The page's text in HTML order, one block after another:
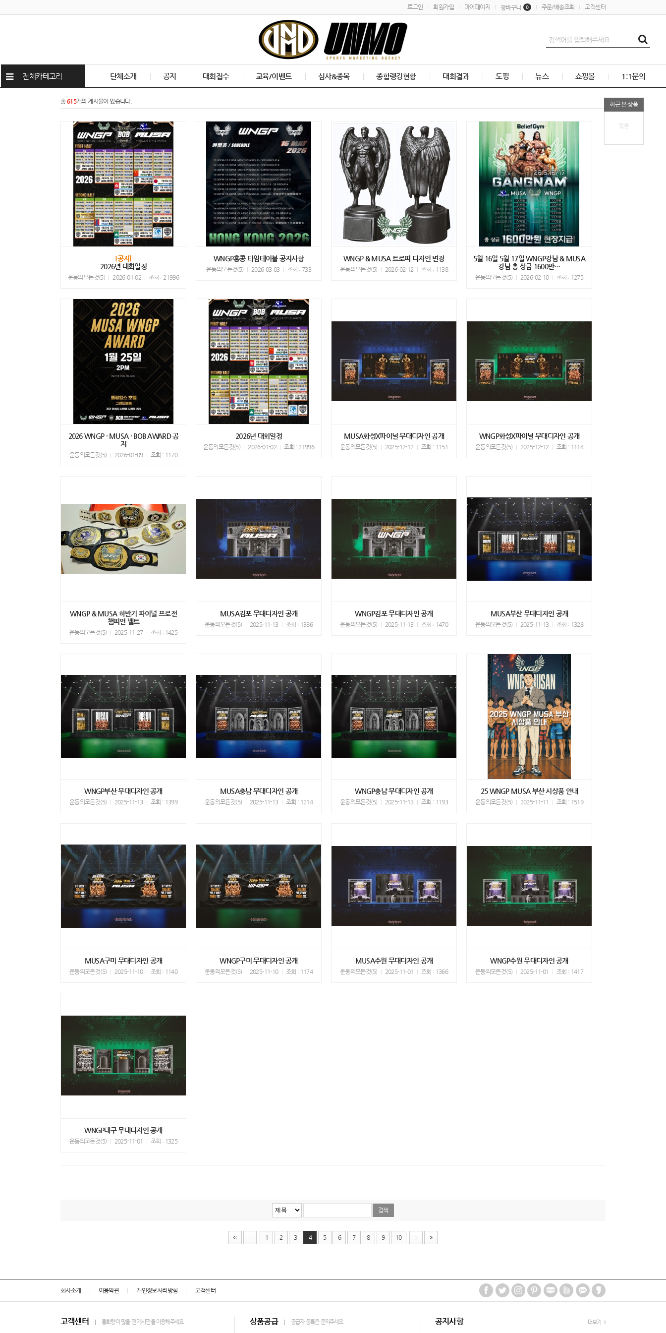
로그인 회원가입 마이페이지 장바구니 0 주문/배송조회 고객센터
전체카테고리 단체소개 공지 대회접수 교육/이벤트 심사&종목 종합랭킹현황 대회결과 도핑 뉴스 쇼핑몰 1:1문의
최근 본 상품
없음
총615개의 게시물이 있습니다.
[공지]
2026년 대회일정
운동의모든것(5) 2026-01-02 조회 : 21996
WNGP홍콩 타임테이블 공지사항
운동의모든것(5) 2026-03-03 조회 : 733
WNGP & MUSA 트로피 디자인 변경
운동의모든것(5) 2026-02-12 조회 : 1138
5월 16일 5월 17일 WNGP강남 & MUSA
강남 총 상금 1600만…
운동의모든것(5) 2026-02-10 조회 : 1275
2026 WNGP · MUSA · BOB AWARD 공
지
운동의모든것(5) 2026-01-09 조회 : 1170
2026년 대회일정
운동의모든것(5) 2026-01-02 조회 : 21996
MUSA화성X파이널 무대디자인 공개
운동의모든것(5) 2025-12-12 조회 : 1151
WNGP화성X파이널 무대디자인 공개
운동의모든것(5) 2025-12-12 조회 : 1114
WNGP & MUSA 하반기 파이널 프로전
챔피언 벨트
운동의모든것(5) 2025-11-27 조회 : 1425
MUSA김포 무대디자인 공개
운동의모든것(5) 2025-11-13 조회 : 1386
WNGP김포 무대디자인 공개
운동의모든것(5) 2025-11-13 조회 : 1470
MUSA부산 무대디자인 공개
운동의모든것(5) 2025-11-13 조회 : 1328
WNGP부산 무대디자인 공개
운동의모든것(5) 2025-11-13 조회 : 1399
MUSA충남 무대디자인 공개
운동의모든것(5) 2025-11-13 조회 : 1214
WNGP충남 무대디자인 공개
운동의모든것(5) 2025-11-13 조회 : 1193
25 WNGP MUSA 부산 시상품 안내
운동의모든것(5) 2025-11-11 조회 : 1519
MUSA구미 무대디자인 공개
운동의모든것(5) 2025-11-10 조회 : 1140
WNGP구미 무대디자인 공개
운동의모든것(5) 2025-11-10 조회 : 1174
MUSA수원 무대디자인 공개
운동의모든것(5) 2025-11-01 조회 : 1366
WNGP수원 무대디자인 공개
운동의모든것(5) 2025-11-01 조회 : 1417
WNGP대구 무대디자인 공개
운동의모든것(5) 2025-11-01 조회 : 1325
1 2 3 4 5 6 7 8 9 10
회사소개 이용약관 개인정보처리방침 고객센터
고객센터 통화량이 많을 땐 게시판을 이용해주세요 상품공급 공급자 등록은 문의주세요. 공지사항 더보기